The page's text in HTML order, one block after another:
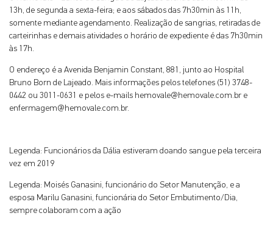
13h, de segunda a sexta-feira; e aos sábados das 7h30min às 11h,
somente mediante agendamento. Realização de sangrias, retiradas de
carteirinhas e demais atividades o horário de expediente é das 7h30min
às 17h.
O endereço é a Avenida Benjamin Constant, 881, junto ao Hospital
Bruno Born de Lajeado. Mais informações pelos telefones (51) 3748-
0442 ou 3011-0631 e pelos e-mails hemovale@hemovale.com.br e
enfermagem@hemovale.com.br.
Legenda: Funcionários da Dália estiveram doando sangue pela terceira
vez em 2019
Legenda: Moisés Ganasini, funcionário do Setor Manutenção, e a
esposa Marilu Ganasini, funcionária do Setor Embutimento/Dia,
sempre colaboram com a ação